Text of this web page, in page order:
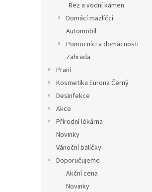
Rez a vodní kámen
Domácí mazlíčci
Automobil
Pomocníci v domácnosti
Zahrada
Praní
Kosmetika Eurona Černý
Desinfekce
Akce
Přírodní lékárna
Novinky
Vánoční balíčky
Doporučujeme
Akční cena
Novinky